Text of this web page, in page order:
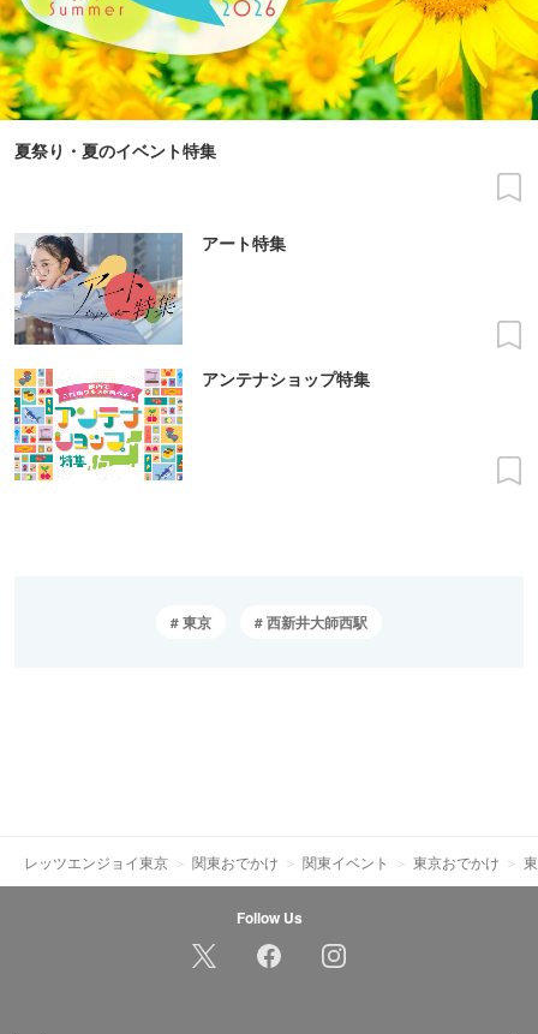
夏祭り・夏のイベント特集
アート特集
アンテナショップ特集
東京 西新井大師西駅
レッツエンジョイ東京 関東おでかけ 関東イベント 東京おでかけ
Follow Us